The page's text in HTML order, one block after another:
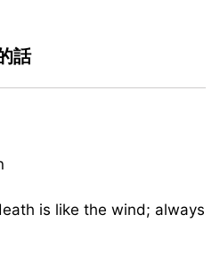
話
is like the wind; always